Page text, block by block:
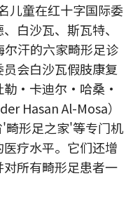
儿童在红十字国际委
白沙瓦、斯瓦特、
汗的六家畸形足诊
会白沙瓦假肢康复
勒·卡迪尔·哈桑·
Hasan Al-Mosa）
形足之家'等专门机
疗水平。它们还增
所有畸形足患者一